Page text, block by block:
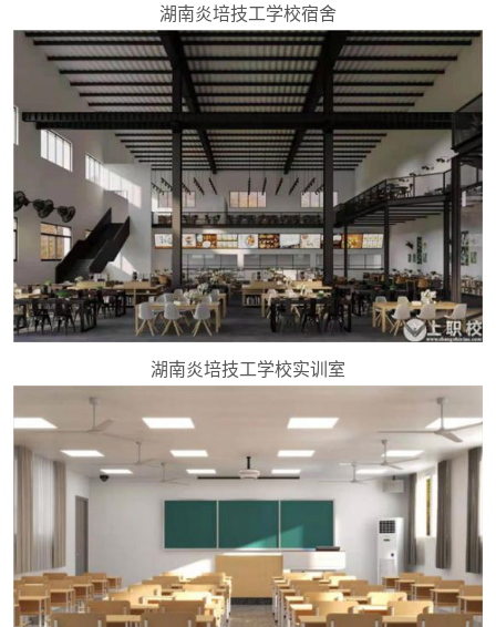
湖南炎培技工学校宿舍
湖南炎培技工学校实训室